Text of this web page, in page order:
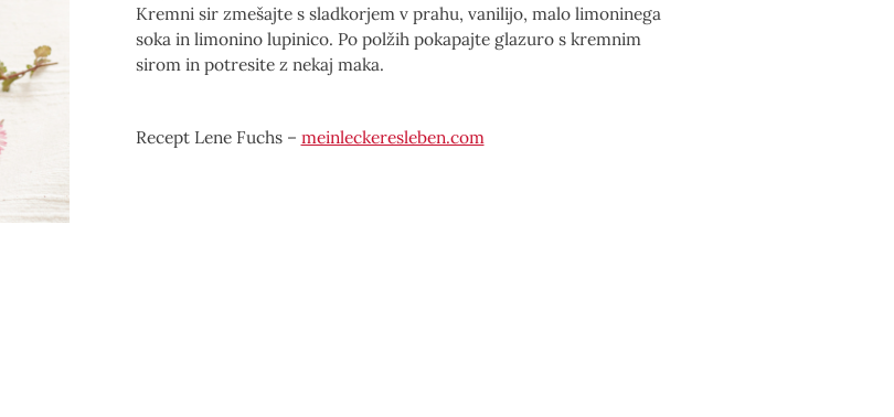
Kremni sir zmešajte s sladkorjem v prahu, vanilijo, malo limoninega
soka in limonino lupinico. Po polžih pokapajte glazuro s kremnim
sirom in potresite z nekaj maka.
Recept Lene Fuchs – meinleckeresleben.com